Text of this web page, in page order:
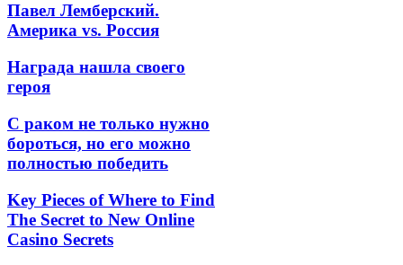
Павел Лемберский.
Америка vs. Россия
Награда нашла своего
героя
С раком не только нужно
бороться, но его можно
полностью победить
Key Pieces of Where to Find
The Secret to New Online
Casino Secrets